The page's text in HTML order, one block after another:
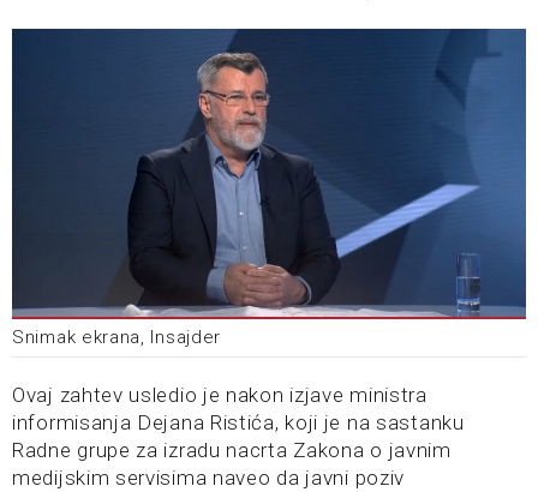
Snimak ekrana, Insajder
Ovaj zahtev usledio je nakon izjave ministra
informisanja Dejana Ristića, koji je na sastanku
Radne grupe za izradu nacrta Zakona o javnim
medijskim servisima naveo da javni poziv